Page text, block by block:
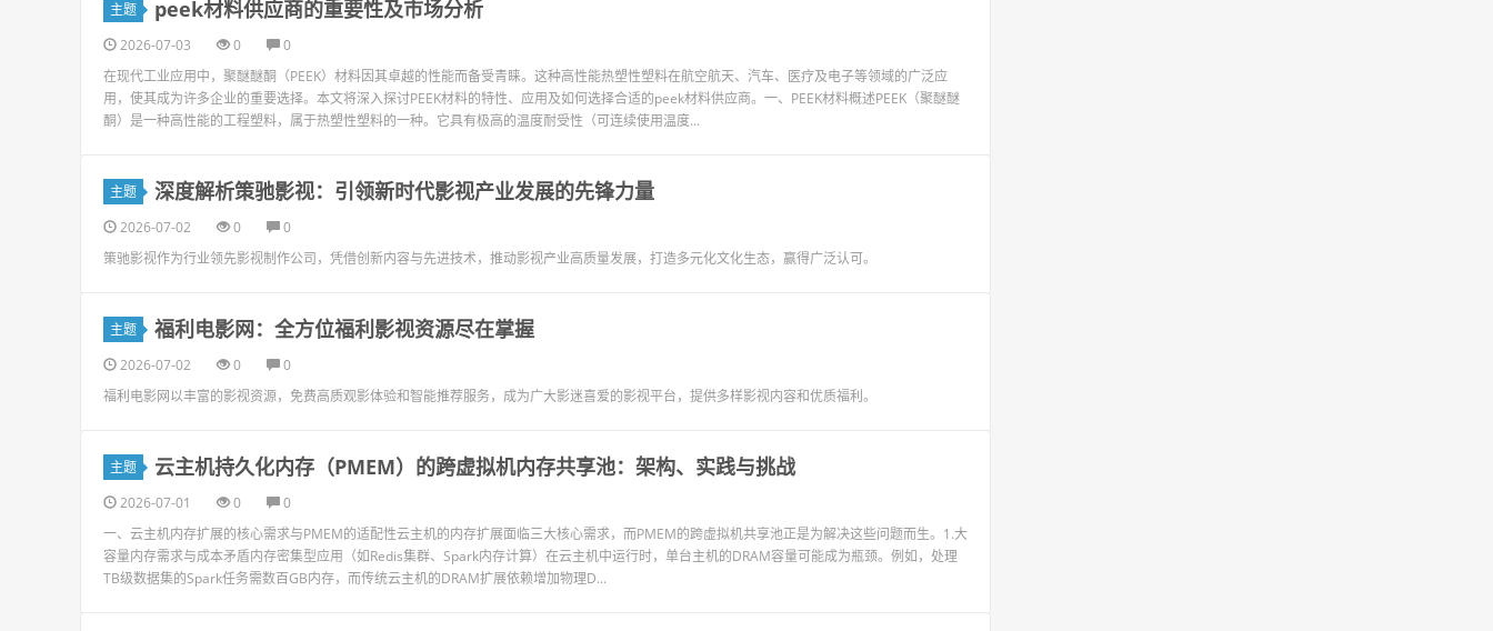
主题 peek材料供应商的重要性及市场分析
2026-07-03 0
0
在现代工业应用中，聚醚醚酮（PEEK）材料因其卓越的性能而备受青睐。这种高性能热塑性塑料在航空航天、汽车、医疗及电子等领域的广泛应
用，使其成为许多企业的重要选择。本文将深入探讨PEEK材料的特性、应用及如何选择合适的peek材料供应商。一、PEEK材料概述PEEK（聚醚醚
酮）是一种高性能的工程塑料，属于热塑性塑料的一种。它具有极高的温度耐受性（可连续使用温度...
主题 深度解析策驰影视：引领新时代影视产业发展的先锋力量
2026-07-02 0
0
策驰影视作为行业领先影视制作公司，凭借创新内容与先进技术，推动影视产业高质量发展，打造多元化文化生态，赢得广泛认可。
主题 福利电影网：全方位福利影视资源尽在掌握
2026-07-02 0
0
福利电影网以丰富的影视资源，免费高质观影体验和智能推荐服务，成为广大影迷喜爱的影视平台，提供多样影视内容和优质福利。
主题 云主机持久化内存（PMEM）的跨虚拟机内存共享池：架构、实践与挑战
2026-07-01 0
0
一、云主机内存扩展的核心需求与PMEM的适配性云主机的内存扩展面临三大核心需求，而PMEM的跨虚拟机共享池正是为解决这些问题而生。1.大
容量内存需求与成本矛盾内存密集型应用（如Redis集群、Spark内存计算）在云主机中运行时，单台主机的DRAM容量可能成为瓶颈。例如，处理
TB级数据集的Spark任务需数百GB内存，而传统云主机的DRAM扩展依赖增加物理D...